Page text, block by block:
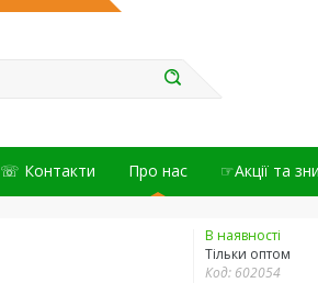
☏ Контакти Про нас ☞Акції та
В наявності
Тільки оптом
Код: 602054